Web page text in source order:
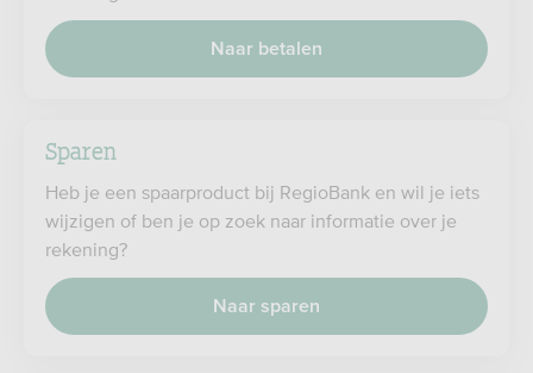
Naar betalen
Sparen
Heb je een spaarproduct bij RegioBank en wil je iets
wijzigen of ben je op zoek naar informatie over je
rekening?
Naar sparen